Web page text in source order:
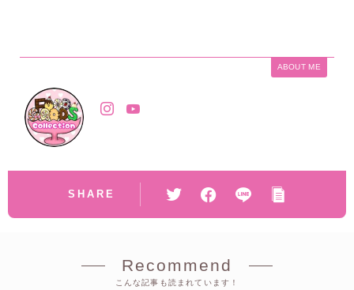
ABOUT ME
SHARE
Recommend
こんな記事も読まれています！